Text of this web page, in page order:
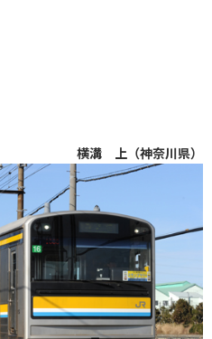
横溝 上（神奈川県）